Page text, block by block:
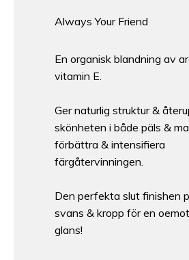
Always Your Friend
En organisk blandning av
vitamin E.
Ger naturlig struktur &
skönheten i både päls &
förbättra & intensifiera
färgåtervinningen.
Den perfekta slut finishen
svans & kropp för en
glans!